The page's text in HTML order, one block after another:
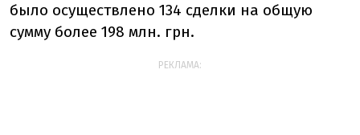
было осуществлено 134 сделки на общую
сумму более 198 млн. грн.
РЕКЛАМА: